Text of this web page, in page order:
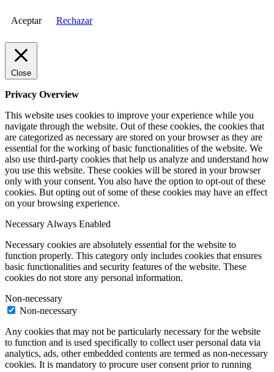
Aceptar Rechazar
Close
Privacy Overview
This website uses cookies to improve your experience while you
navigate through the website. Out of these cookies, the cookies that
are categorized as necessary are stored on your browser as they are
essential for the working of basic functionalities of the website. We
also use third-party cookies that help us analyze and understand how
you use this website. These cookies will be stored in your browser
only with your consent. You also have the option to opt-out of these
cookies. But opting out of some of these cookies may have an effect
on your browsing experience.
Necessary Always Enabled
Necessary cookies are absolutely essential for the website to
function properly. This category only includes cookies that ensures
basic functionalities and security features of the website. These
cookies do not store any personal information.
Non-necessary
Non-necessary
Any cookies that may not be particularly necessary for the website
to function and is used specifically to collect user personal data via
analytics, ads, other embedded contents are termed as non-necessary
cookies. It is mandatory to procure user consent prior to running